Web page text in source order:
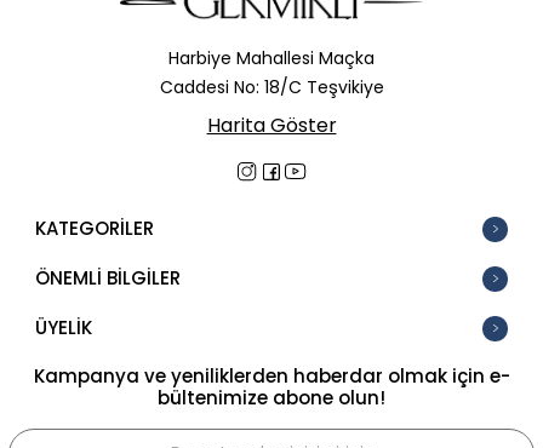
Harbiye Mahallesi Maçka
Caddesi No: 18/C Teşvikiye
Harita Göster
KATEGORİLER
ÖNEMLİ BİLGİLER
ÜYELİK
Kampanya ve yeniliklerden haberdar olmak için e-
bültenimize abone olun!